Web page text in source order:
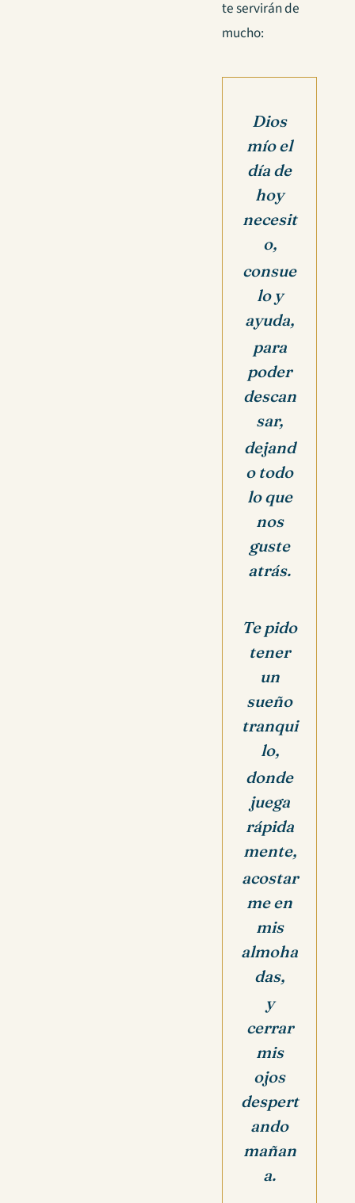
te servirán de
mucho:
Dios
mío el
día de
hoy
necesit
o,
consue
lo y
ayuda,
para
poder
descan
sar,
dejand
o todo
lo que
nos
guste
atrás.
Te pido
tener
un
sueño
tranqui
lo,
donde
juega
rápida
mente,
acostar
me en
mis
almoha
das,
y
cerrar
mis
ojos
despert
ando
mañan
a.